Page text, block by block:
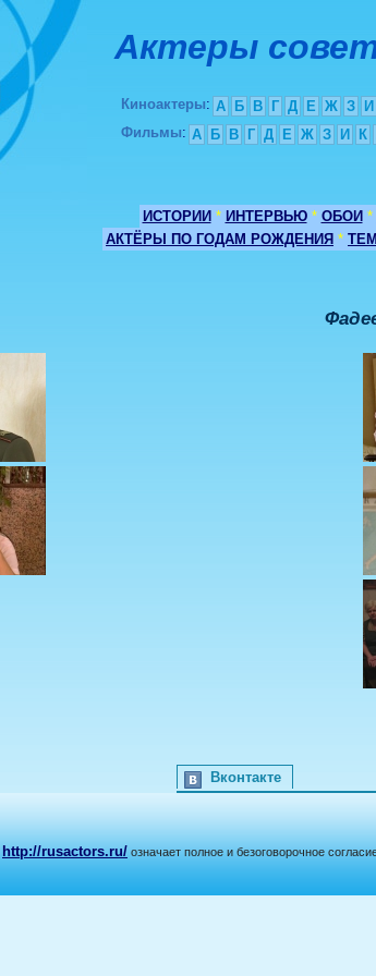
Актеры
Киноактеры: А Б В Г Д Е Ж З И
Фильмы: А Б В Г Д Е Ж З И К
ИСТОРИИ * ИНТЕРВЬЮ * ОБОИ *
АКТЁРЫ ПО ГОДАМ РОЖДЕНИЯ *
Вконтакте
http://rusactors.ru/ означает полное и безоговорочное